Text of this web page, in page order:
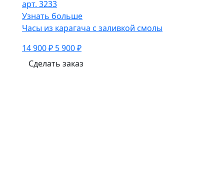
арт. 3233
Узнать больше
Часы из карагача с заливкой смолы
14 900 ₽ 5 900 ₽
Сделать заказ